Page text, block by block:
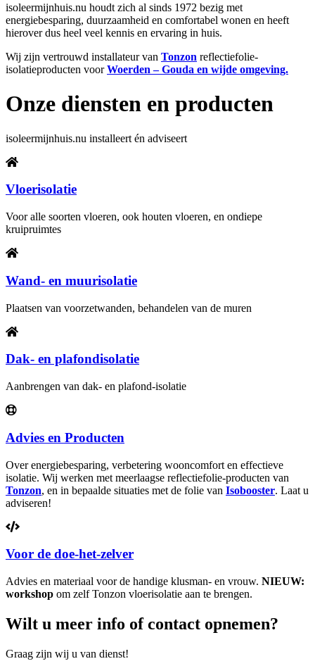
isoleermijnhuis.nu houdt zich al sinds 1972 bezig met
energiebesparing, duurzaamheid en comfortabel wonen en heeft
hierover dus heel veel kennis en ervaring in huis.
Wij zijn vertrouwd installateur van Tonzon reflectiefolie-
isolatieproducten voorWoerden – Gouda en wijde omgeving.
Onze diensten en producten
isoleermijnhuis.nu installeert én adviseert
Vloerisolatie
Voor alle soorten vloeren, ook houten vloeren, en ondiepe
kruipruimtes
Wand- en muurisolatie
Plaatsen van voorzetwanden, behandelen van de muren
Dak- en plafondisolatie
Aanbrengen van dak- en plafond-isolatie
Advies en Producten
Over energiebesparing, verbetering wooncomfort en effectieve
isolatie. Wij werken met meerlaagse reflectiefolie-producten van
Tonzon, en in bepaalde situaties met de folie van Isobooster. Laat u
adviseren!
Voor de doe-het-zelver
Advies en materiaal voor de handige klusman- en vrouw. NIEUW:
workshop om zelf Tonzon vloerisolatie aan te brengen.
Wilt u meer info of contact opnemen?
Graag zijn wij u van dienst!